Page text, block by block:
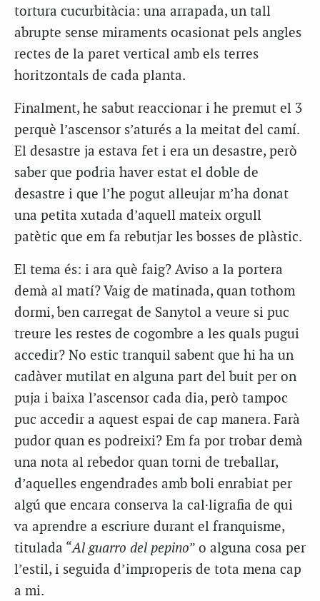
tortura cucurbitàcia: una arrapada, un tall
abrupte sense miraments ocasionat pels angles
rectes de la paret vertical amb els terres
horitzontals de cada planta.
Finalment, he sabut reaccionar i he premut el 3
perquè l’ascensor s’aturés a la meitat del camí.
El desastre ja estava fet i era un desastre, però
saber que podria haver estat el doble de
desastre i que l’he pogut alleujar m’ha donat
una petita xutada d’aquell mateix orgull
patètic que em fa rebutjar les bosses de plàstic.
El tema és: i ara què faig? Aviso a la portera
demà al matí? Vaig de matinada, quan tothom
dormi, ben carregat de Sanytol a veure si puc
treure les restes de cogombre a les quals pugui
accedir? No estic tranquil sabent que hi ha un
cadàver mutilat en alguna part del buit per on
puja i baixa l’ascensor cada dia, però tampoc
puc accedir a aquest espai de cap manera. Farà
pudor quan es podreixi? Em fa por trobar demà
una nota al rebedor quan torni de treballar,
d’aquelles engendrades amb boli enrabiat per
algú que encara conserva la cal·ligrafia de qui
va aprendre a escriure durant el franquisme,
titulada “Al guarro del pepino” o alguna cosa per
l’estil, i seguida d’improperis de tota mena cap
a mi.